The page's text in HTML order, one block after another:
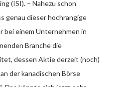
(ISI). – Nahezu schon
genau dieser hochrangige
bei einem Unternehmen in
Branche die
dessen Aktie derzeit (noch)
der kanadischen Börse